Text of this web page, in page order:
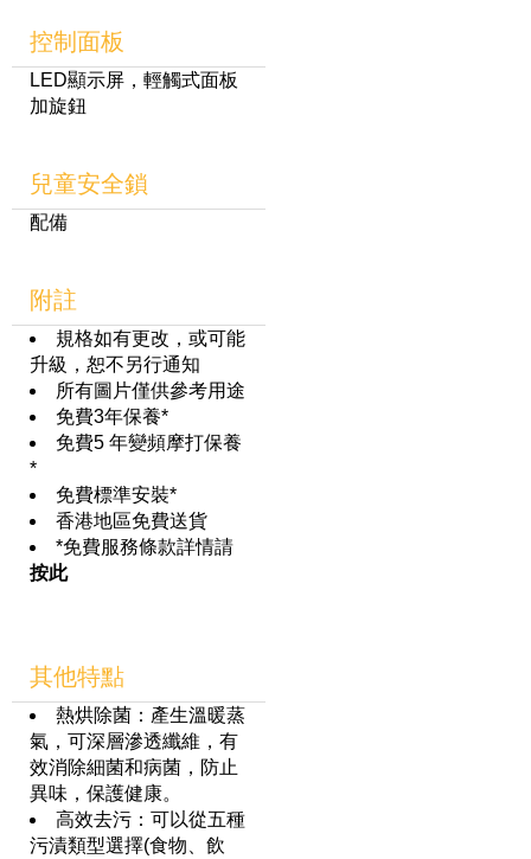
控制面板
LED顯示屏，輕觸式面板
加旋鈕
兒童安全鎖
配備
附註
規格如有更改，或可能
升級，恕不另行通知
所有圖片僅供參考用途
免費3年保養*
免費5 年變頻摩打保養
*
免費標準安裝*
香港地區免費送貨
*免費服務條款詳情請
按此
其他特點
熱烘除菌：產生溫暖蒸
氣，可深層滲透纖維，有
效消除細菌和病菌，防止
異味，保護健康。
高效去污：可以從五種
污漬類型選擇(食物、飲